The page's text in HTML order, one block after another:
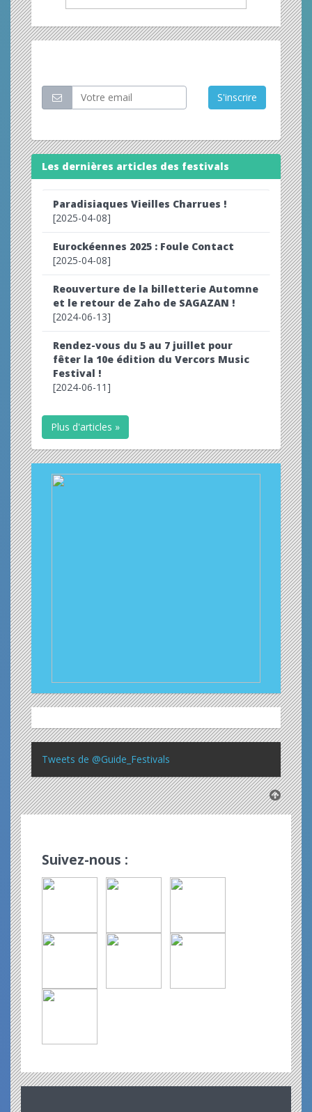
S'inscrire
Les dernières articles des festivals
Paradisiaques Vieilles Charrues !
[2025-04-08]
Eurockéennes 2025 : Foule Contact
[2025-04-08]
Reouverture de la billetterie Automne
et le retour de Zaho de SAGAZAN !
[2024-06-13]
Rendez-vous du 5 au 7 juillet pour
fêter la 10e édition du Vercors Music
Festival !
[2024-06-11]
Plus d'articles »
Tweets de @Guide_Festivals
Suivez-nous :